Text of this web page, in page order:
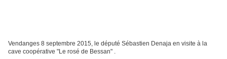
Vendanges 8 septembre 2015, le député Sébastien Denaja en visite à la
cave coopérative "Le rosé de Bessan" .